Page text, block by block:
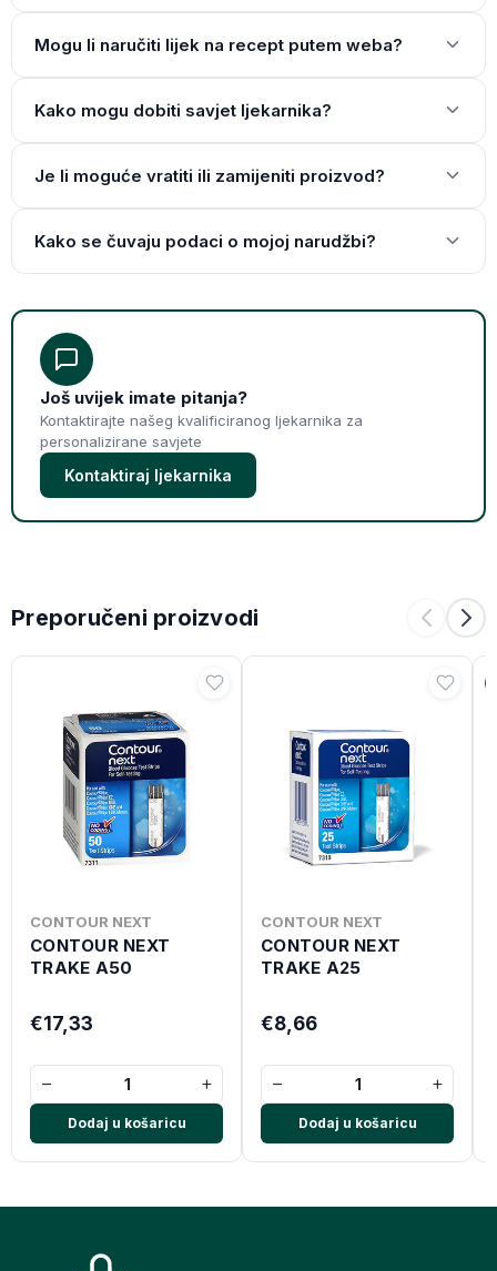
Mogu li naručiti lijek na recept putem weba?
Kako mogu dobiti savjet ljekarnika?
Je li moguće vratiti ili zamijeniti proizvod?
Kako se čuvaju podaci o mojoj narudžbi?
Još uvijek imate pitanja?
Kontaktirajte našeg kvalificiranog ljekarnika za
personalizirane savjete
Kontaktiraj ljekarnika
Preporučeni proizvodi
CONTOUR NEXT
CONTOUR NEXT
TRAKE A50
€17,33
− +
Dodaj u košaricu
CONTOUR NEXT
CONTOUR NEXT
TRAKE A25
€8,66
− +
Dodaj u košaricu